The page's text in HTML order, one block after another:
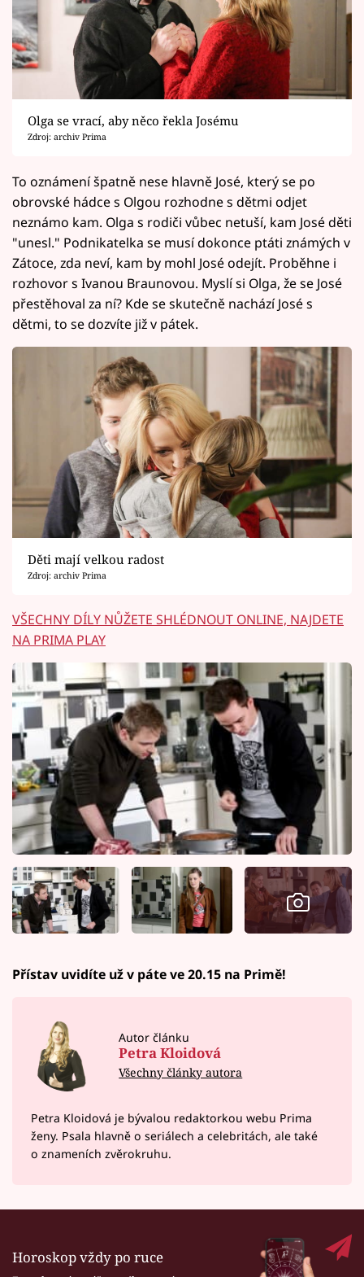
Olga se vrací, aby něco řekla Josému
Zdroj: archiv Prima
To oznámení špatně nese hlavně José, který se po
obrovské hádce s Olgou rozhodne s dětmi odjet
neznámo kam. Olga s rodiči vůbec netuší, kam José děti
"unesl." Podnikatelka se musí dokonce ptáti známých v
Zátoce, zda neví, kam by mohl José odejít. Proběhne i
rozhovor s Ivanou Braunovou. Myslí si Olga, že se José
přestěhoval za ní? Kde se skutečně nachází José s
dětmi, to se dozvíte již v pátek.
Děti mají velkou radost
Zdroj: archiv Prima
VŠECHNY DÍLY NŮŽETE SHLÉDNOUT ONLINE, NAJDETE
NA PRIMA PLAY
Přístav uvidíte už v páte ve 20.15 na Primě!
Autor článku
Petra Kloidová
Všechny články autora
Petra Kloidová je bývalou redaktorkou webu Prima
ženy. Psala hlavně o seriálech a celebritách, ale také
o znameních zvěrokruhu.
Horoskop vždy po ruce